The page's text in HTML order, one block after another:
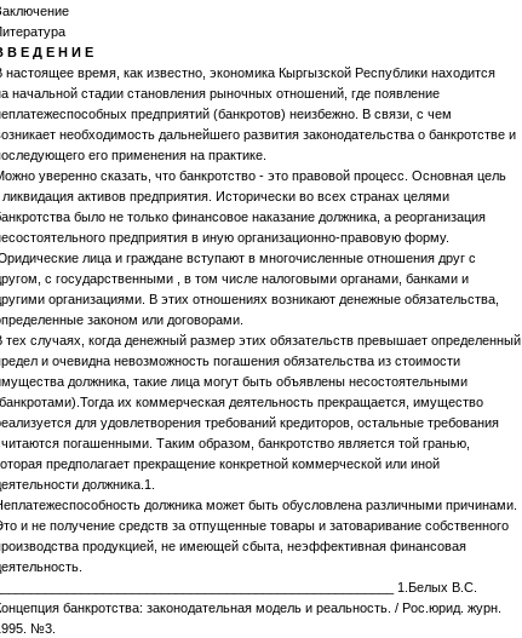
В Е Д Е Н И Е
настоящее время, как известно, экономика Кыргызской Республики находится
начальной стадии становления рыночных отношений, где появление
предприятий (банкротов) неизбежно. В связи, с чем
необходимость дальнейшего развития законодательства о банкротстве и
его применения на практике.
уверенно сказать, что банкротство - это правовой процесс. Основная цель
активов предприятия. Исторически во всех странах целями
было не только финансовое наказание должника, а реорганизация
предприятия в иную организационно-правовую форму.
лица и граждане вступают в многочисленные отношения друг с
с государственными , в том числе налоговыми органами, банками и
организациями. В этих отношениях возникают денежные обязательства,
законом или договорами.
тех случаях, когда денежный размер этих обязательств превышает определенный
и очевидна невозможность погашения обязательства из стоимости
должника, такие лица могут быть объявлены несостоятельными
их коммерческая деятельность прекращается, имущество
для удовлетворения требований кредиторов, остальные требования
погашенными. Таким образом, банкротство является той гранью,
предполагает прекращение конкретной коммерческой или иной
должника.1.
должника может быть обусловлена различными причинами.
и не получение средств за отпущенные товары и затоваривание собственного
продукцией, не имеющей сбыта, неэффективная финансовая
1.Белых В.С.
банкротства: законодательная модель и реальность. / Рос.юрид. журн.
№3.